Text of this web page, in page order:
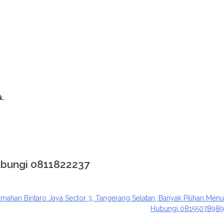
0811822237
Bintaro Jaya Sector 3, Tangerang Selatan, Banyak Pilihan Menu
Hubungi 08155078989